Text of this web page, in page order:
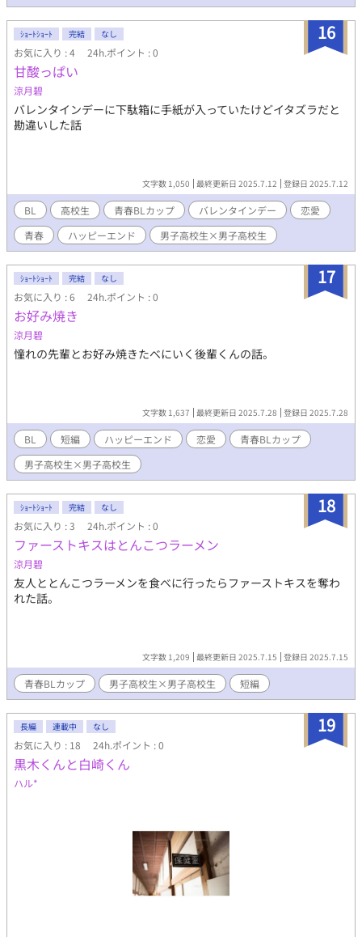
だけると嬉しいです！よろしくお願いします(*ᴗ͈ˬᴗ͈)ꕤ*.ﾟ
16
ｼｮｰﾄｼｮｰﾄ 完結 なし
お気に入り : 4 24h.ポイント : 0
甘酸っぱい
涼月碧
バレンタインデーに下駄箱に手紙が入っていたけどイタズラだと
勘違いした話
文字数 1,050 最終更新日 2025.7.12 登録日 2025.7.12
BL 高校生 青春BLカップ バレンタインデー
恋愛
青春
ハッピーエンド 男子高校生×男子高校生
17
ｼｮｰﾄｼｮｰﾄ 完結 なし
お気に入り : 6 24h.ポイント : 0
お好み焼き
涼月碧
憧れの先輩とお好み焼きたべにいく後輩くんの話。
文字数 1,637 最終更新日 2025.7.28 登録日 2025.7.28
BL 短編 ハッピーエンド 恋愛
青春BLカップ​
男子高校生×男子高校生
18
ｼｮｰﾄｼｮｰﾄ 完結 なし
お気に入り : 3 24h.ポイント : 0
ファーストキスはとんこつラーメン
涼月碧
友人ととんこつラーメンを食べに行ったらファーストキスを奪わ
れた話。
文字数 1,209 最終更新日 2025.7.15 登録日 2025.7.15
青春BLカップ 男子高校生×男子高校生 短編
19
長編 連載中 なし
お気に入り : 18 24h.ポイント : 0
黒木くんと白崎くん
ハル*